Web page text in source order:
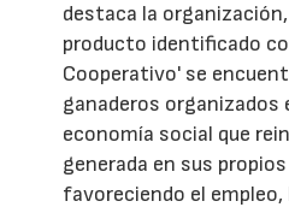
destaca la
producto identificado
Cooperativo' se
ganaderos organizados
economía social que
generada en sus
favoreciendo el